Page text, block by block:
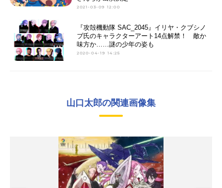
2021-03-09 12:00
『攻殻機動隊 SAC_2045』イリヤ・クブシノ
ブ氏のキャラクターアート14点解禁！ 敵か
味方か……謎の少年の姿も
2020-04-19 14:25
山口太郎の関連画像集